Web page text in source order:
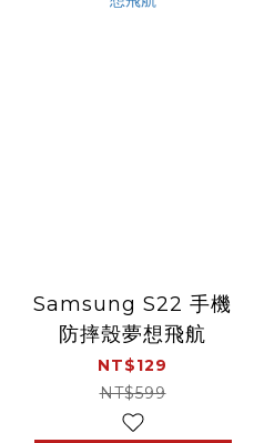
Samsung S22 手機
防摔殼夢想飛航
NT$129
NT$599